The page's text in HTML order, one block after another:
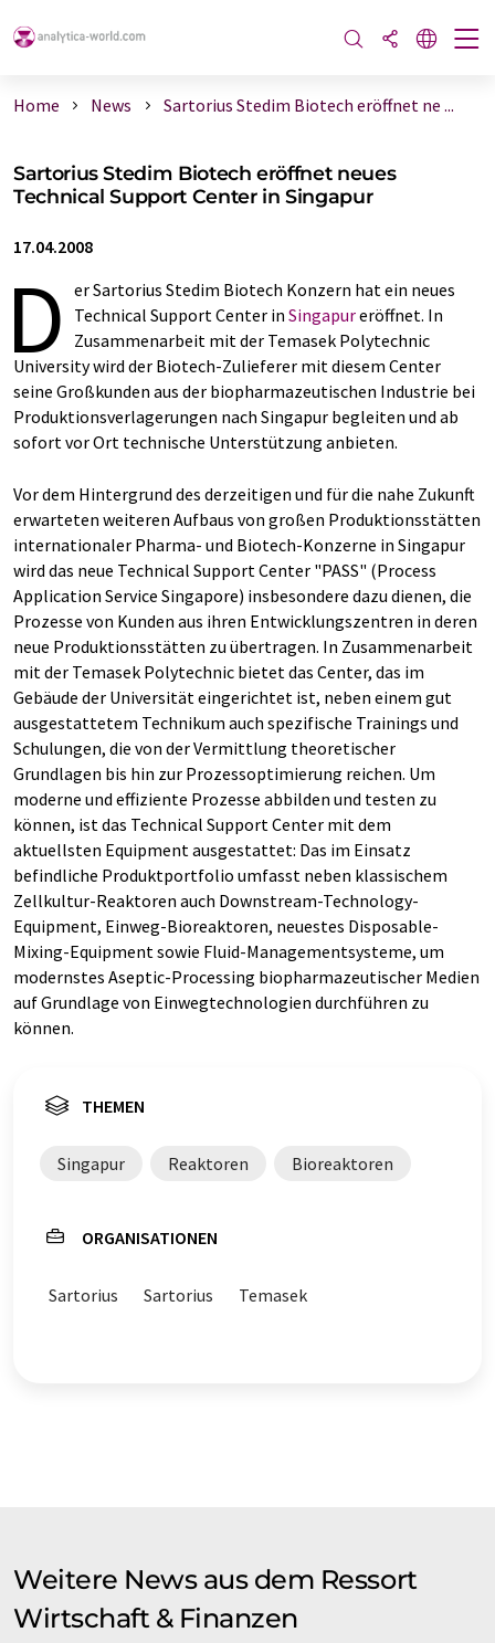
Home News Sartorius Stedim Biotech eröffnet ne ...
Sartorius Stedim Biotech eröffnet neues
Technical Support Center in Singapur
17.04.2008
D er Sartorius Stedim Biotech Konzern hat ein neues
Technical Support Center in Singapureröffnet. In
Zusammenarbeit mit der Temasek Polytechnic
University wird der Biotech-Zulieferer mit diesem Center
seine Großkunden aus der biopharmazeutischen Industrie bei
Produktionsverlagerungen nach Singapur begleiten und ab
sofort vor Ort technische Unterstützung anbieten.
Vor dem Hintergrund des derzeitigen und für die nahe Zukunft
erwarteten weiteren Aufbaus von großen Produktionsstätten
internationaler Pharma- und Biotech-Konzerne in Singapur
wird das neue Technical Support Center "PASS" (Process
Application Service Singapore) insbesondere dazu dienen, die
Prozesse von Kunden aus ihren Entwicklungszentren in deren
neue Produktionsstätten zu übertragen. In Zusammenarbeit
mit der Temasek Polytechnic bietet das Center, das im
Gebäude der Universität eingerichtet ist, neben einem gut
ausgestattetem Technikum auch spezifische Trainings und
Schulungen, die von der Vermittlung theoretischer
Grundlagen bis hin zur Prozessoptimierung reichen. Um
moderne und effiziente Prozesse abbilden und testen zu
können, ist das Technical Support Center mit dem
aktuellsten Equipment ausgestattet: Das im Einsatz
befindliche Produktportfolio umfasst neben klassischem
Zellkultur-Reaktoren auch Downstream-Technology-
Equipment, Einweg-Bioreaktoren, neuestes Disposable-
Mixing-Equipment sowie Fluid-Managementsysteme, um
modernstes Aseptic-Processing biopharmazeutischer Medien
auf Grundlage von Einwegtechnologien durchführen zu
können.
THEMEN
Singapur Reaktoren Bioreaktoren
ORGANISATIONEN
Sartorius Sartorius Temasek
Weitere News aus dem Ressort
Wirtschaft & Finanzen